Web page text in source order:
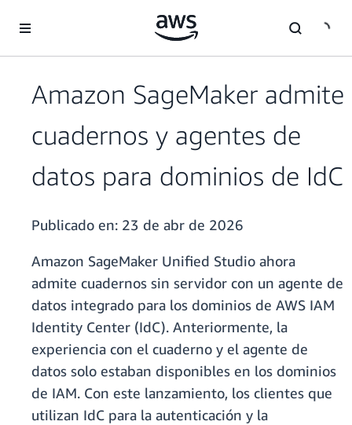
Amazon SageMaker admite
cuadernos y agentes de
datos para dominios de IdC
Publicado en: 23 de abr de 2026
Amazon SageMaker Unified Studio ahora
admite cuadernos sin servidor con un agente de
datos integrado para los dominios de AWS IAM
Identity Center (IdC). Anteriormente, la
experiencia con el cuaderno y el agente de
datos solo estaban disponibles en los dominios
de IAM. Con este lanzamiento, los clientes que
utilizan IdC para la autenticación y la